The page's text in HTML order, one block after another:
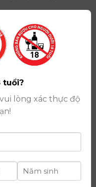
Phố Hà Nội
Phường Ngọc Hà,
Tài Chính Thành
05/2008,đăng ký
: 529/GP-BCT do Bộ
tư và phát triển
tuổi?
lòng xác thực độ